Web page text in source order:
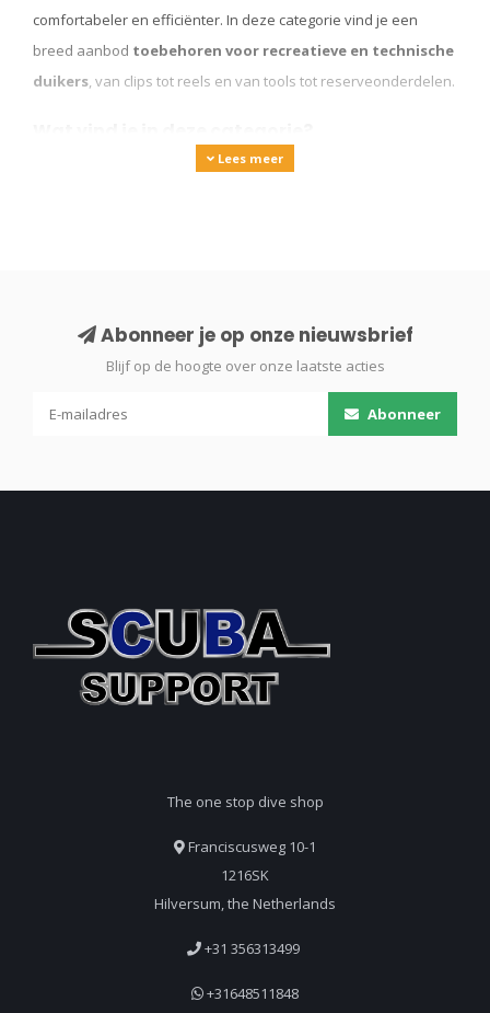
comfortabeler en efficiënter. In deze categorie vind je een
breed aanbod toebehoren voor recreatieve en technische
duikers, van clips tot reels en van tools tot reserveonderdelen.
Bolt snaps, double enders & karabijnhaken
Spools & reels– Voor SMB’s, navigatie of grotduiken
set-ups
Of je nu je uitrusting aanpast, reserveonderdelen zoekt of
gewoon slimme oplossingen wilt – hier vind je alles om jouw
duikconfiguratie compleet te maken.
Lees meer
Abonneer je op onze nieuwsbrief
Blijf op de hoogte over onze laatste acties
Abonneer
The one stop dive shop
Franciscusweg 10-1
1216SK
Hilversum, the Netherlands
+31 356313499
+31648511848